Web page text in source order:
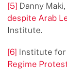
[5] Danny Maki,
despite Arab
Institute.
[6] Institute for
Regime